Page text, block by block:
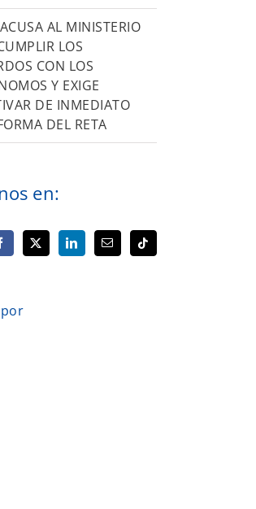
AL MINISTERIO
LOS
CON LOS
Y EXIGE
DE INMEDIATO
DEL RETA
en: